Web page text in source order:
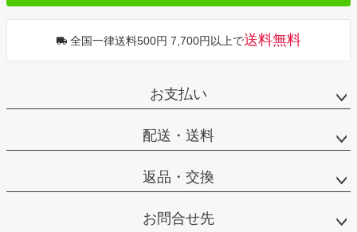
全国一律送料500円 7,700円以上で送料無料
お支払い
配送・送料
返品・交換
お問合せ先